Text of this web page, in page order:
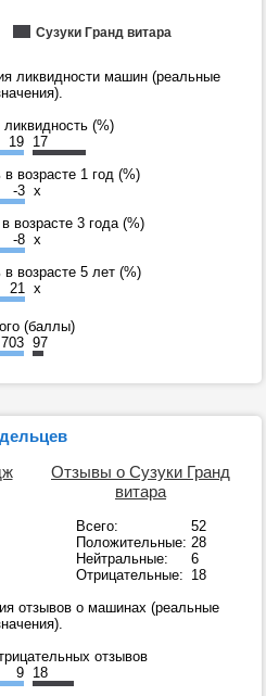
Сузуки Гранд витара
ликвидности машин (реальные
(%)
19 17
возрасте 1 год (%)
-3 x
возрасте 3 года (%)
-8 x
в возрасте 5 лет (%)
21 x
(баллы)
703 97
Отзывы о Сузуки Гранд
витара
Всего:
52
Положительные: 28
Нейтральные:
6
Отрицательные: 18
отзывов о машинах (реальные
отзывов
9 18